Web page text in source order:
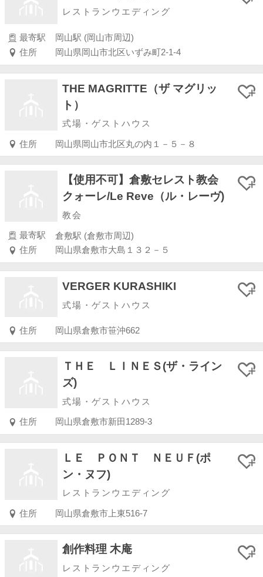
レストランウエディング
最寄駅
岡山駅 (岡山市周辺)
住所
岡山県岡山市北区いずみ町2-1-4
THE MAGRITTE（ザ マグリッ
ト）
式場・ゲストハウス
住所 岡山県岡山市北区丸の内１－５－８
【使用不可】倉敷セレスト教会
クォーレ/Le Reve（ル・レーヴ)
教会
最寄駅
倉敷駅 (倉敷市周辺)
住所
岡山県倉敷市大島１３２－５
VERGER KURASHIKI
式場・ゲストハウス
住所 岡山県倉敷市笹沖662
ＴＨＥ ＬＩＮＥＳ(ザ・ライン
ズ)
式場・ゲストハウス
住所 岡山県倉敷市新田1289-3
ＬＥ ＰＯＮＴ ＮＥＵＦ(ポ
ン・ヌフ)
レストランウエディング
住所 岡山県倉敷市上東516-7
創作料理 木庵
レストランウエディング